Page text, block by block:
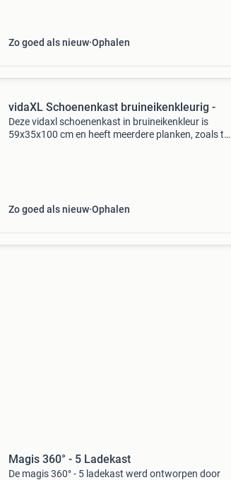
Zo goed als nieuw Ophalen
vidaXL Schoenenkast bruineikenkleurig -
Deze vidaxl schoenenkast in bruineikenkleur is
59x35x100 cm en heeft meerdere planken, zoals te
Zo goed als nieuw Ophalen
Magis 360° - 5 Ladekast
De magis 360° - 5 ladekast werd ontworpen door